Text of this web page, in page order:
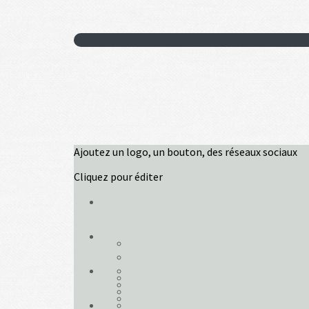
Ajoutez un logo, un bouton, des réseaux sociaux
Cliquez pour éditer